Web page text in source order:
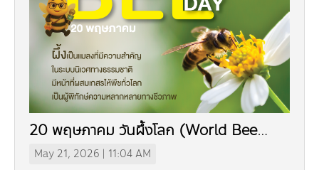
20 พฤษภาคม วันผึ้งโลก (World Bee
Day)
May 21, 2026 | 11:04 AM